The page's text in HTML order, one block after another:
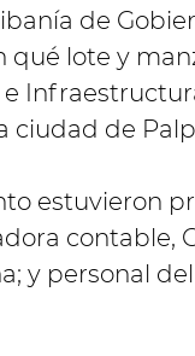
de
qué lote y
ciudad de
estuvieron
contable,
y personal